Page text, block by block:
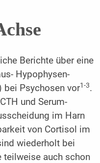
Berichte über eine
Hypophysen-
bei Psychosen vor1-3.
und Serum-
im Harn
von Cortisol im
wiederholt bei
teilweise auch schon